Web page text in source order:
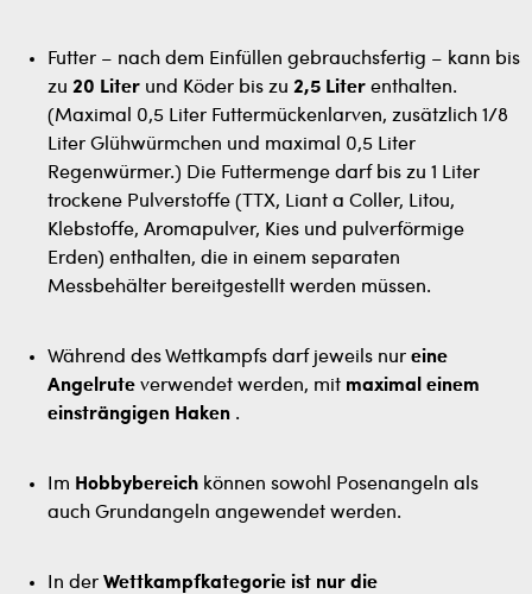
Futter – nach dem Einfüllen gebrauchsfertig – kann bis
zu 20 Liter und Köder bis zu 2,5 Liter enthalten.
(Maximal 0,5 Liter Futtermückenlarven, zusätzlich 1/8
Liter Glühwürmchen und maximal 0,5 Liter
Regenwürmer.) Die Futtermenge darf bis zu 1 Liter
trockene Pulverstoffe (TTX, Liant a Coller, Litou,
Klebstoffe, Aromapulver, Kies und pulverförmige
Erden) enthalten, die in einem separaten
Messbehälter bereitgestellt werden müssen.
Während des Wettkampfs darf jeweils nur eine
Angelrute verwendet werden, mit maximal einem
einsträngigen Haken .
Im Hobbybereich können sowohl Posenangeln als
auch Grundangeln angewendet werden.
In der Wettkampfkategorie ist nur die